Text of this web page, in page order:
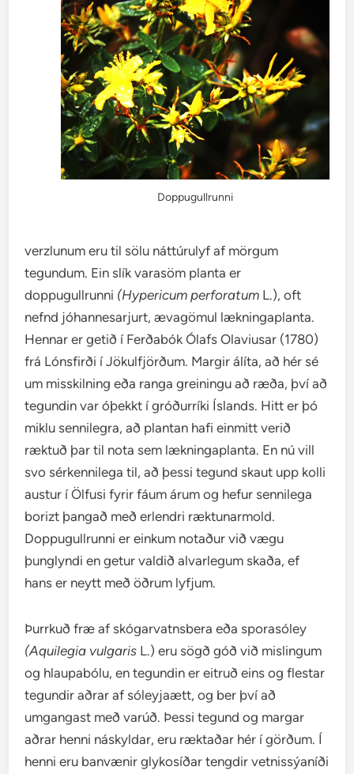
Doppugullrunni
verzlunum eru til sölu náttúrulyf af mörgum
tegundum. Ein slík varasöm planta er
doppugullrunni (Hypericum perforatum L.), oft
nefnd jóhannesarjurt, ævagömul lækningaplanta.
Hennar er getið í Ferðabók Ólafs Olaviusar (1780)
frá Lónsfirði í Jökulfjörðum. Margir álíta, að hér sé
um misskilning eða ranga greiningu að ræða, því að
tegundin var óþekkt í gróðurríki Íslands. Hitt er þó
miklu sennilegra, að plantan hafi einmitt verið
ræktuð þar til nota sem lækningaplanta. En nú vill
svo sérkennilega til, að þessi tegund skaut upp kolli
austur í Ölfusi fyrir fáum árum og hefur sennilega
borizt þangað með erlendri ræktunarmold.
Doppugullrunni er einkum notaður við vægu
þunglyndi en getur valdið alvarlegum skaða, ef
hans er neytt með öðrum lyfjum.
Þurrkuð fræ af skógarvatnsbera eða sporasóley
(Aquilegia vulgaris L.) eru sögð góð við mislingum
og hlaupabólu, en tegundin er eitruð eins og flestar
tegundir aðrar af sóleyjaætt, og ber því að
umgangast með varúð. Þessi tegund og margar
aðrar henni náskyldar, eru ræktaðar hér í görðum. Í
henni eru banvænir glykosíðar tengdir vetnissýaníði